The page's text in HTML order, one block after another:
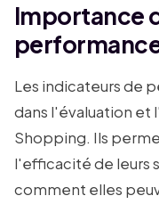
Importance
Les indicateurs de
dans l'évaluation et
Shopping. Ils
l'efficacité de leurs
comment elles